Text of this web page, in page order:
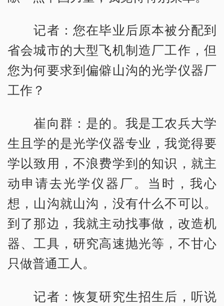
记者：您在毕业后原本被分配到
省会城市的大型飞机制造厂工作，但
您为何要求到偏僻山沟的光学仪器厂
工作？
崔向群：是的。我是工农兵大学
生且学的是光学仪器专业，我觉得要
学以致用，不浪费学到的知识，就主
动申请去光学仪器厂。当时，我心
想，山沟就山沟，没有什么不可以。
到了那边，我就主动找事做，改造机
器、工具，研究高速抛光等，不甘心
只做普通工人。
记者：恢复研究生招生后，听说